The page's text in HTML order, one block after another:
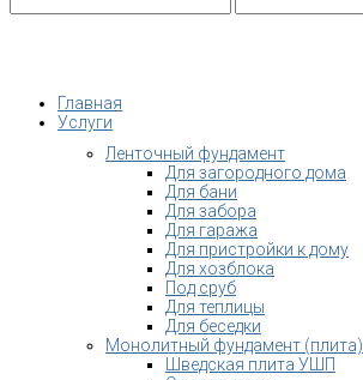
Главная
Услуги
Ленточный фундамент
Для загородного дома
Для бани
Для забора
Для гаража
Для пристройки к дому
Для хозблока
Под сруб
Для теплицы
Для беседки
Монолитный фундамент (плита)
Шведская плита УШП